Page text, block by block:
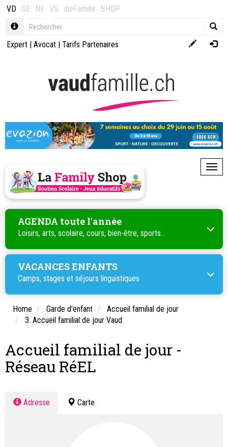
VD GE NE VS dieFamilie SHOP
Expert | Avocat | Tarifs Partenaires
AGENDA toute l'année
Loisirs, arts, scolaire, cours, bien-être, sports...
VACANCES ENFANTS
Camps, stages et séjours linguistiques
Home Garde d'enfant
Accueil familial de jour
3. Accueil familial de jour Vaud
Accueil familial de jour -
Réseau RéEL
Adresse Carte